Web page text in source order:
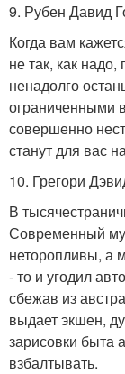
9. Рубен Давид
Когда вам
не так, как надо,
ненадолго
ограниченными
совершенно
станут для вас
10. Грегори
В
Современный
неторопливы, а
- то и угодил
сбежав из
выдает экшен,
зарисовки быта
взбалтывать.